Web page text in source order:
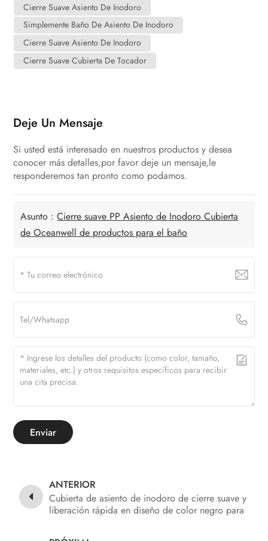
Cierre Suave Asiento De Inodoro
Simplemente Baño De Asiento De Inodoro
Cierre Suave Asiento De Inodoro
Cierre Suave Cubierta De Tocador
Deje Un Mensaje
Si usted está interesado en nuestros productos y desea
conocer más detalles,por favor deje un mensaje,le
responderemos tan pronto como podamos.
Asunto :Cierre suave PP Asiento de Inodoro Cubierta
de Oceanwell de productos para el baño
Enviar
ANTERIOR
Cubierta de asiento de inodoro de cierre suave y
liberación rápida en diseño de color negro para